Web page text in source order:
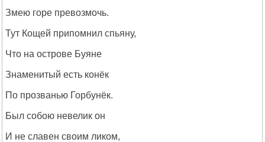
Змею горе превозмочь.
Тут Кощей припомнил спьяну,
Что на острове Буяне
Знаменитый есть конёк
По прозванью Горбунёк.
Был собою невелик он
И не славен своим ликом,